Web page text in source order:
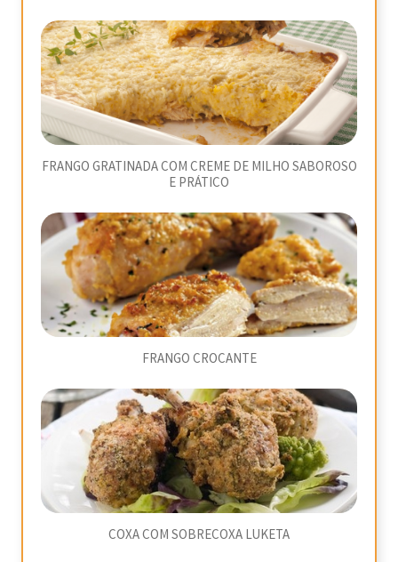
FRANGO GRATINADA COM CREME DE MILHO SABOROSO
E PRÁTICO
FRANGO CROCANTE
COXA COM SOBRECOXA LUKETA